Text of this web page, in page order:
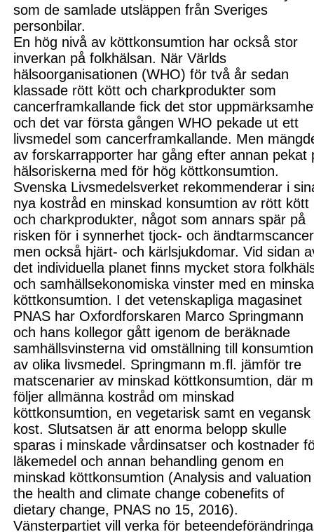
som de samlade utsläppen från Sveriges
personbilar.
En hög nivå av köttkonsumtion har också stor
inverkan på folkhälsan. När Världs
hälsoorganisationen (WHO) för två år sedan
klassade rött kött och charkprodukter som
cancerframkallande fick det stor
och det var första gången WHO pekade ut ett
livsmedel som cancerframkallande. Men
av forskarrapporter har gång efter annan pekat
hälsoriskerna med för hög köttkonsumtion.
Svenska Livsmedelsverket rekommenderar i
nya kostråd en minskad konsumtion av rött kött
och charkprodukter, något som annars spär på
risken för i synnerhet tjock- och
men också hjärt- och kärlsjukdomar. Vid sidan
det individuella planet finns mycket stora
och samhällsekonomiska vinster med en
köttkonsumtion. I det vetenskapliga magasinet
PNAS har Oxfordforskaren Marco Springmann
och hans kollegor gått igenom de beräknade
samhällsvinsterna vid omställning till konsumtion
av olika livsmedel. Springmann m.fl . jämför tre
matscenarier av minskad köttkonsumtion, där
följer allmänna kostråd om minskad
köttkonsumtion, en vegetarisk samt en vegansk
kost. Slutsatsen är att enorma belopp skulle
sparas i minskade vårdinsatser och kostnader
läkemedel och annan behandlinggenom en
minskad köttkonsumtion (Analysis and
the health and climate change cobenefits of
dietary change, PNAS no 15, 2016).
Vänsterpartiet vill verka för